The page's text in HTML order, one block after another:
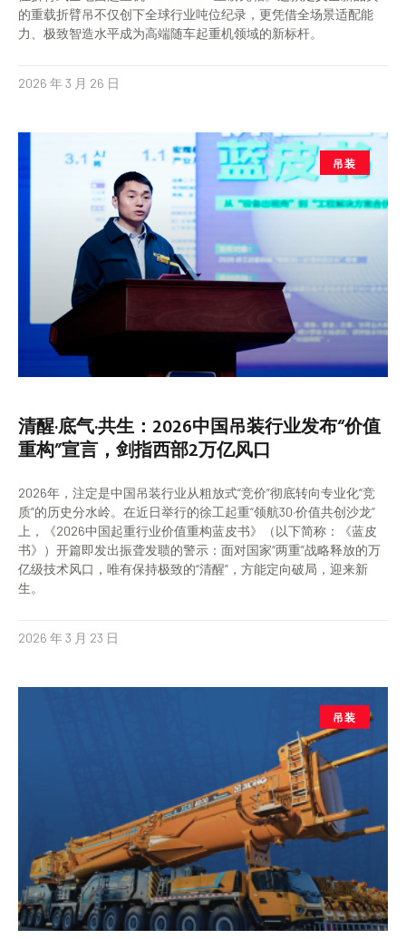
位折臂式全地面起重机 ZAK120000 重磅亮相。这款定义全新品类
的重载折臂吊不仅创下全球行业吨位纪录，更凭借全场景适配能
吊装
清醒·底气·共生：2026中国吊装行业发布“价值
重构”宣言，剑指西部2万亿风口
2026年，注定是中国吊装行业从粗放式“竞价”彻底转向专业化“竞
质”的历史分水岭。在近日举行的徐工起重“领航30·价值共创沙龙”
上，《2026中国起重行业价值重构蓝皮书》（以下简称：《蓝皮
书》）开篇即发出振聋发聩的警示：面对国家“两重”战略释放的万
亿级技术风口，唯有保持极致的“清醒”，方能定向破局，迎来新
吊装